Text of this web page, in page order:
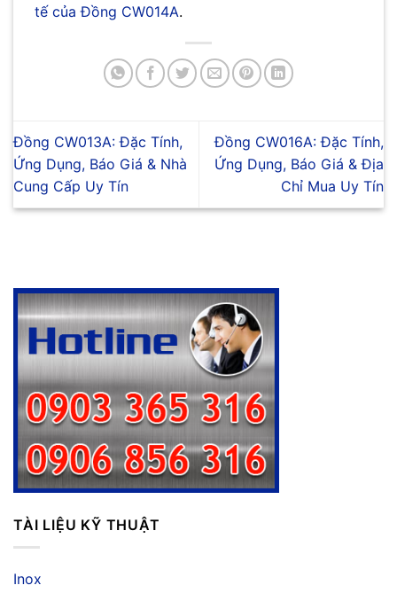
tế của Đồng CW014A.
Đồng CW013A: Đặc Tính,
Ứng Dụng, Báo Giá & Nhà
Cung Cấp Uy Tín
Đồng CW016A: Đặc Tính,
Ứng Dụng, Báo Giá & Địa
Chỉ Mua Uy Tín
TÀI LIỆU KỸ THUẬT
Inox